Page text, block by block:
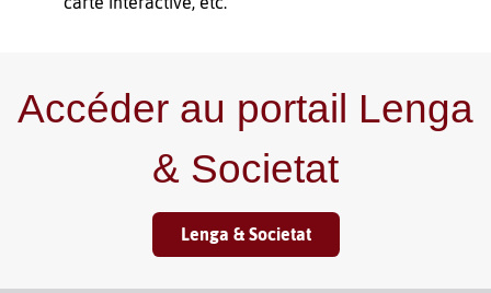
Accéder au portail Lenga
& Societat
Lenga & Societat